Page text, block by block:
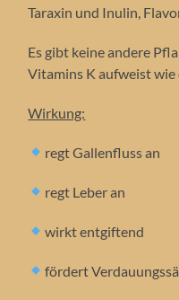
Taraxin und Inulin,
Es gibt keine andere
Vitamins K aufweist wie
Wirkung:
regt Gallenfluss an
regt Leber an
wirkt entgiftend
fördert